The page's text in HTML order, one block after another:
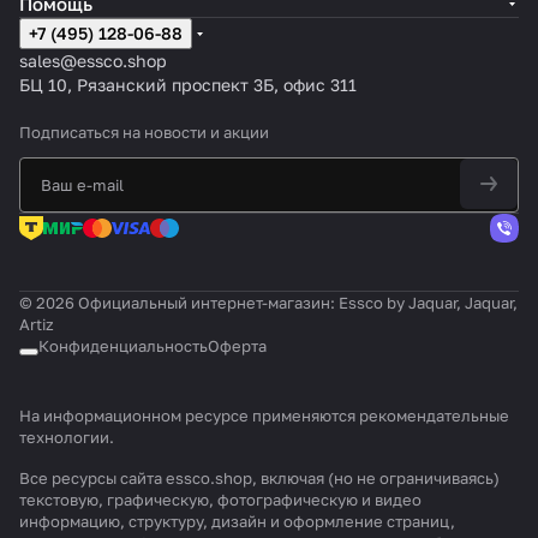
+7 (495) 128-06-88
sales@essco.shop
БЦ 10, Рязанский проспект 3Б, офис 311
Подписаться на новости и акции
© 2026 Официальный интернет-магазин: Essco by Jaquar, Jaquar,
Artiz
КонфиденциальностьОферта
На информационном ресурсе применяются рекомендательные
технологии.
Все ресурсы сайта essco.shop, включая (но не ограничиваясь)
текстовую, графическую, фотографическую и видео
информацию, структуру, дизайн и оформление страниц,